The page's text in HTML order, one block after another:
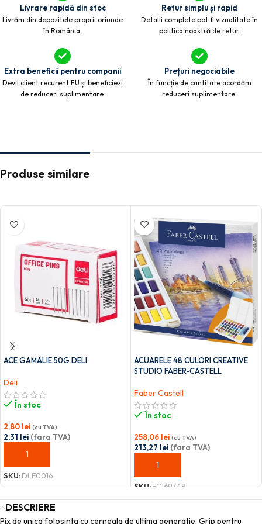
Livrare rapidă din stoc
Livrăm din depozitele proprii oriunde
în România.
Retur simplu și rapid
Detalii complete pot fi vizualitate în
politica noastră de retur.
Extra beneficii pentru companii
Devii client recurent FU și beneficiezi
de reduceri suplimentare.
Prețuri negociabile
În funcție de cantitate acordăm
reduceri suplimentare.
Produse similare
ACE GAMALIE 50G DELI
Deli
În stoc
2,80 lei (cu TVA)
2,31 lei (fara TVA)
ADAUGĂ ÎN COȘ
SKU:DLE0016
ACUARELE 48 CULORI CREATIVE
STUDIO FABER-CASTELL
Faber Castell
În stoc
258,06 lei (cu TVA)
213,27 lei (fara TVA)
ADAUGĂ ÎN COȘ
SKU:FC169748
DESCRIERE
Pix de unica folosinta cu cerneala de ultima generatie. Grip pentru